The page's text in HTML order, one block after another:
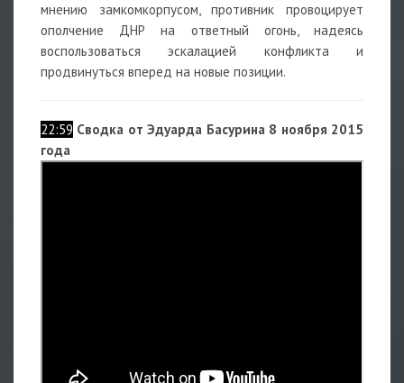
мнению замкомкорпусом, противник провоцирует
ополчение ДНР на ответный огонь, надеясь
воспользоваться эскалацией конфликта и
продвинуться вперед на новые позиции.
22:59 Сводка от Эдуарда Басурина 8 ноября 2015
года